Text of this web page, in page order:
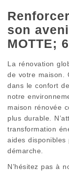
son
MOTTE;
La rénovation
de votre maison.
dans le confort
notre
maison rénovée
plus durable.
transformation
aides disponibles
démarche.
N’hésitez pas à